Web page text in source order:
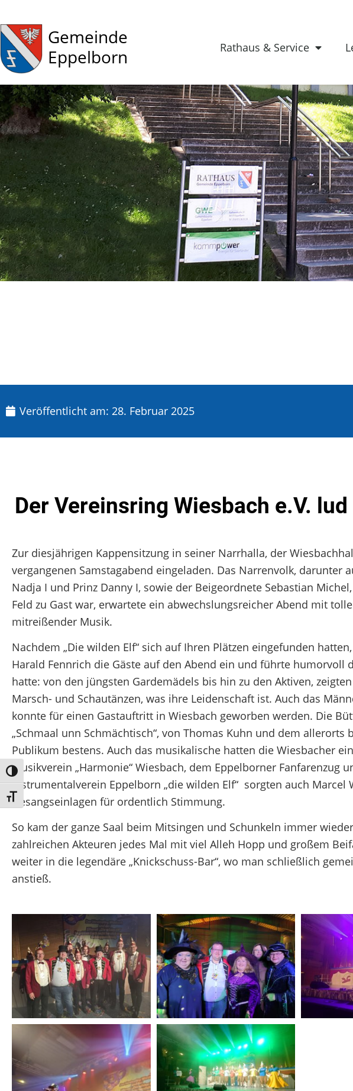
Umschalten auf hohe Kontraste
Schrift vergrößern
Gemeinde
Eppelborn
Rathaus & Service
Veröffentlicht am: 28. Februar 2025
Der Vereinsring Wiesbach e.V.
Zur diesjährigen Kappensitzung in seiner Narrhalla, der
vergangenen Samstagabend eingeladen. Das Narrenvolk, darunter
Nadja I und Prinz Danny I, sowie der Beigeordnete Sebastian
Feld zu Gast war, erwartete ein abwechslungsreicher Abend mit
mitreißender Musik.
Nachdem „Die wilden Elf“ sich auf Ihren Plätzen eingefunden
Harald Fennrich die Gäste auf den Abend ein und führte humorvoll
hatte: von den jüngsten Gardemädels bis hin zu den Aktiven,
Marsch- und Schautänzen, was ihre Leidenschaft ist. Auch das
konnte für einen Gastauftritt in Wiesbach geworben werden. Die
„Schmaal unn Schmächtisch“, von Thomas Kuhn und dem allerorts
Publikum bestens. Auch das musikalische hatten die Wiesbacher
Musikverein „Harmonie“ Wiesbach, dem Eppelborner Fanfarenzug
Instrumentalverein Eppelborn „die wilden Elf“ sorgten auch
Gesangseinlagen für ordentlich Stimmung.
So kam der ganze Saal beim Mitsingen und Schunkeln immer
zahlreichen Akteuren jedes Mal mit viel Alleh Hopp und großem
weiter in die legendäre „Knickschuss-Bar“, wo man schließlich
anstieß.